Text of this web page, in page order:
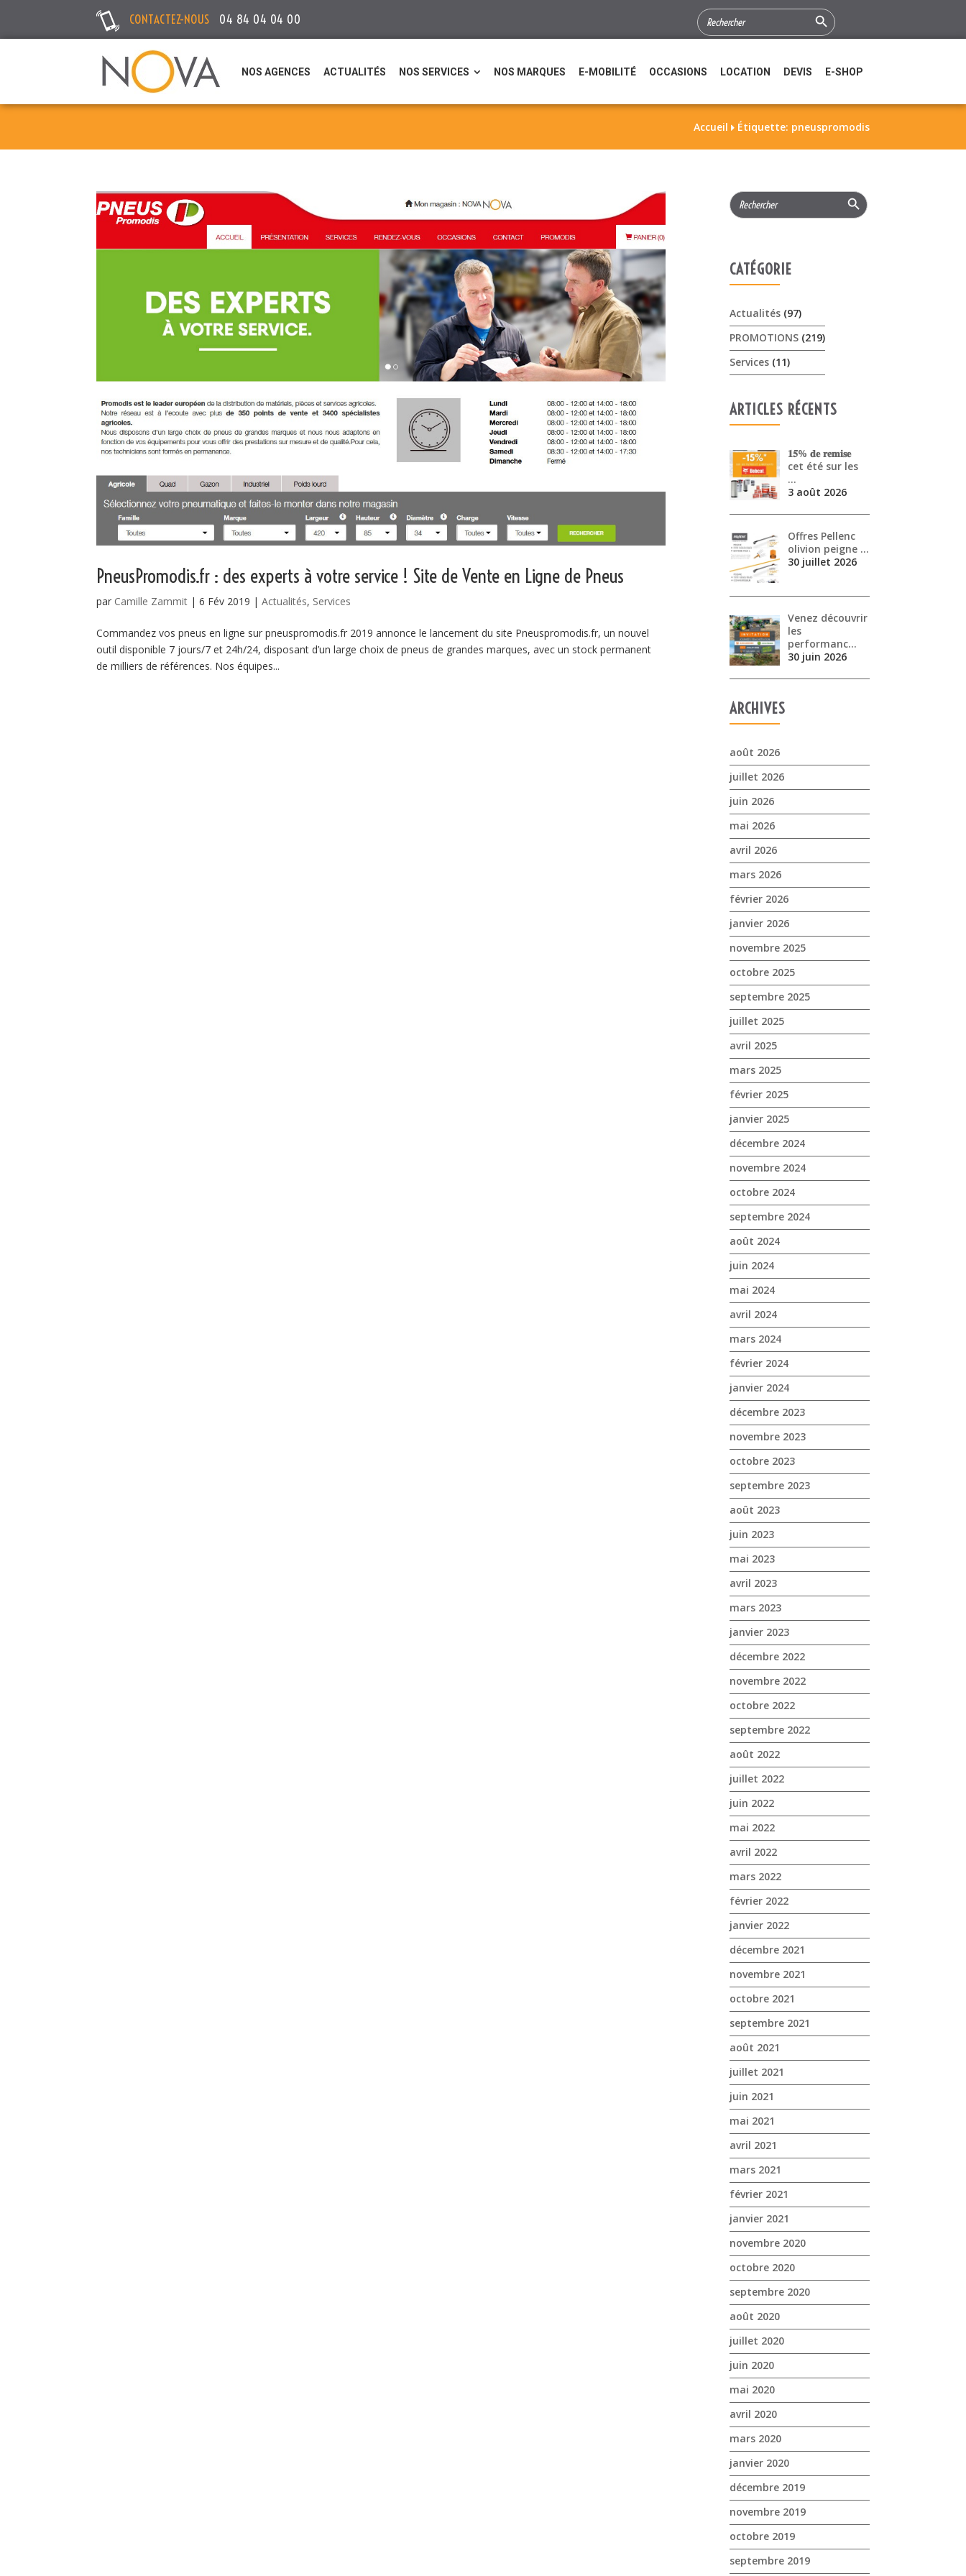
CONTACTEZ-NOUS 04 84 04 04 00
SEARCH
FOR:
Search Button
NOS AGENCES ACTUALITÉS NOS SERVICES NOS MARQUES E-MOBILITÉ OCCASIONS LOCATION DEVIS E-SHOP
Accueil  Étiquette: pneuspromodis
PneusPromodis.fr : des experts à votre service ! Site de Vente en Ligne de Pneus
par Camille Zammit |6 Fév 2019 |Actualités, Services
Commandez vos pneus en ligne sur pneuspromodis.fr 2019 annonce le lancement du site Pneuspromodis.fr, un nouvel
outil disponible 7 jours/7 et 24h/24, disposant d’un large choix de pneus de grandes marques, avec un stock permanent
de milliers de références. Nos équipes...
Search
for:
Search Button
CATÉGORIE
Actualités (97)
PROMOTIONS (219)
Services (11)
ARTICLES RÉCENTS
𝟏𝟓% 𝐝𝐞 𝐫𝐞𝐦𝐢𝐬𝐞
cet été sur les
…
3 août 2026
Offres Pellenc
olivion peigne …
30 juillet 2026
Venez découvrir
les
performanc…
30 juin 2026
ARCHIVES
août 2026
juillet 2026
juin 2026
mai 2026
avril 2026
mars 2026
février 2026
janvier 2026
novembre 2025
octobre 2025
septembre 2025
juillet 2025
avril 2025
mars 2025
février 2025
janvier 2025
décembre 2024
novembre 2024
octobre 2024
septembre 2024
août 2024
juin 2024
mai 2024
avril 2024
mars 2024
février 2024
janvier 2024
décembre 2023
novembre 2023
octobre 2023
septembre 2023
août 2023
juin 2023
mai 2023
avril 2023
mars 2023
janvier 2023
décembre 2022
novembre 2022
octobre 2022
septembre 2022
août 2022
juillet 2022
juin 2022
mai 2022
avril 2022
mars 2022
février 2022
janvier 2022
décembre 2021
novembre 2021
octobre 2021
septembre 2021
août 2021
juillet 2021
juin 2021
mai 2021
avril 2021
mars 2021
février 2021
janvier 2021
novembre 2020
octobre 2020
septembre 2020
août 2020
juillet 2020
juin 2020
mai 2020
avril 2020
mars 2020
janvier 2020
décembre 2019
novembre 2019
octobre 2019
septembre 2019